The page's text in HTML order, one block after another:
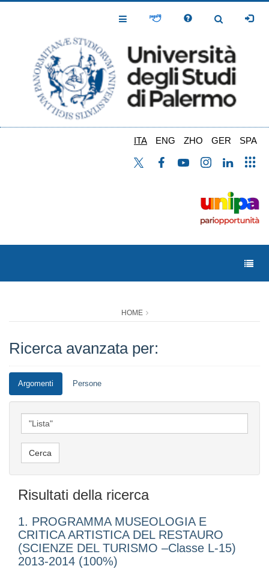
Toggle
Toggle
ITA ENG ZHO GER SPA
HOME
Ricerca avanzata per:
Argomenti Persone
Risultati della ricerca
1. PROGRAMMA MUSEOLOGIA E
CRITICA ARTISTICA DEL RESTAURO
(SCIENZE DEL TURISMO –Classe L-15)
2013-2014 (100%)